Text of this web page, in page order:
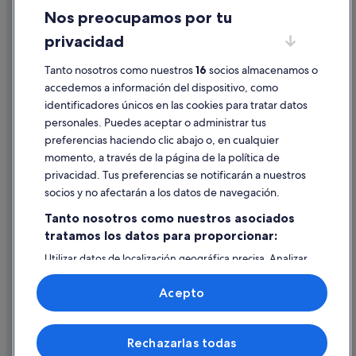
La Latina hoteles
Hoteles cerca de Centro comercial Príncipe Pío
Pensiones en Madrid
Hoteles cerca de Gran Vía
Hoteles románticos en Madrid
Condiciones de uso
Información legal/contacto
Pautas sobre el contenido y cómo denunciar contenido
Ayuda
Cancelar un vuelo
Cancelar una reserva de hotel o de un alquiler vacacional
Utilizar un cupón de Expedia
Documentos para viajes internacionales
© 2026 Expedia, Inc., una empresa de Expedia Group. Todos los
derechos reservados. Expedia y el logotipo de Expedia son marcas
Nos preocupamos por tu
privacidad
Tanto nosotros como nuestros16 socios almacenamos o
accedemos a información del dispositivo, como
identificadores únicos en las cookies para tratar datos
personales. Puedes aceptar o administrar tus
preferencias haciendo clic abajo o, en cualquier
momento, a través de la página de la política de
privacidad. Tus preferencias se notificarán a nuestros
socios y no afectarán a los datos de navegación.
Tanto nosotros como nuestros asociados
tratamos los datos para proporcionar:
Utilizar datos de localización geográfica precisa. Analizar
activamente las características del dispositivo para su
identificación. Almacenar la información en un dispositivo
y/o acceder a ella. Publicidad y contenido personalizados,
medición de publicidad y contenido, investigación de
audiencia y desarrollo de servicios.
Lista de asociados (proveedores)
Rechazarlas todas
Acepto